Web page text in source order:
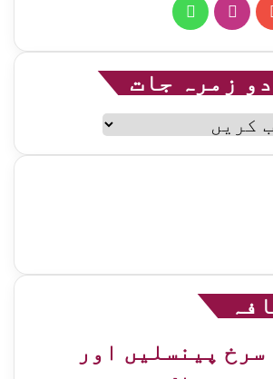
YouTube
Instagram
WhatsApp
زمرہ جات
سرخ پینسلیں اور